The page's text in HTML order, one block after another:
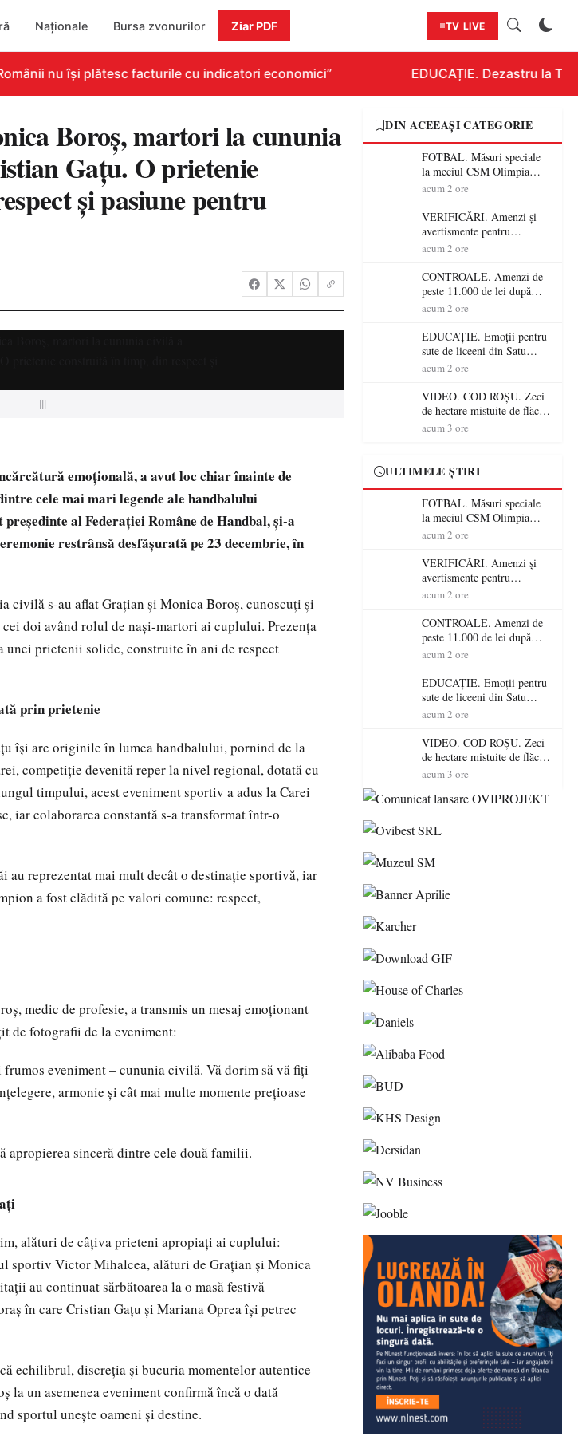
Naționale Bursa zvonurilor Ziar PDF TV LIVE
nu își plătesc facturile cu indicatori economici” EDUCAȚIE. Dezastru la
Boroș, martori la cununia
Gațu. O prietenie
și pasiune pentru
|||
emoțională, a avut loc chiar înainte de
cele mai mari legende ale handbalului
al Federației Române de Handbal, și-a
restrânsă desfășurată pe 23 decembrie, în
civilă s-au aflat Grațian și Monica Boroș, cunoscuți și
doi având rolul de nași-martori ai cuplului. Prezența
unei prietenii solide, construite în ani de respect
prin prietenie
își are originile în lumea handbalului, pornind de la
competiție devenită reper la nivel regional, dotată cu
timpului, acest eveniment sportiv a adus la Carei
iar colaborarea constantă s-a transformat într-o
au reprezentat mai mult decât o destinație sportivă, iar
a fost clădită pe valori comune: respect,
medic de profesie, a transmis un mesaj emoționant
de fotografii de la eveniment:
eveniment – cununia civilă. Vă dorim să vă fiți
armonie și cât mai multe momente prețioase
apropierea sinceră dintre cele două familii.
alături de câțiva prieteni apropiați ai cuplului:
sportiv Victor Mihalcea, alături de Grațian și Monica
au continuat sărbătoarea la o masă festivă
în care Cristian Gațu și Mariana Oprea își petrec
echilibrul, discreția și bucuria momentelor autentice
la un asemenea eveniment confirmă încă o dată
sportul unește oameni și destine.
DIN ACEEAȘI CATEGORIE
FOTBAL. Măsuri speciale
la meciul CSM Olimpia
Satu Mare – CSM Reșița!
avertismente clare pentru
suporteri
acum 2 ore
VERIFICĂRI. Amenzi și
avertismente pentru
crescătorii de animale din
controale în toate
gospodăriile și face apel la
respectarea legii
acum 2 ore
CONTROALE. Amenzi de
peste 11.000 de lei după
controalele DSVSA Satu
cantină, sancționate pentru
nereguli
acum 2 ore
EDUCAȚIE. Emoții pentru
sute de liceeni din Satu
Mare! Începe BAC-ul de
acum 2 ore
VIDEO. COD ROȘU. Zeci
de hectare mistuite de flăcări
în Satu Mare! Pompierii au
salva o pădure de la dezastru
acum 3 ore
ULTIMELE ȘTIRI
FOTBAL. Măsuri speciale
la meciul CSM Olimpia
Satu Mare – CSM Reșița!
avertismente clare pentru
suporteri
acum 2 ore
VERIFICĂRI. Amenzi și
avertismente pentru
crescătorii de animale din
controale în toate
gospodăriile și face apel la
respectarea legii
acum 2 ore
CONTROALE. Amenzi de
peste 11.000 de lei după
controalele DSVSA Satu
cantină, sancționate pentru
nereguli
acum 2 ore
EDUCAȚIE. Emoții pentru
sute de liceeni din Satu
Mare! Începe BAC-ul de
acum 2 ore
VIDEO. COD ROȘU. Zeci
de hectare mistuite de flăcări
în Satu Mare! Pompierii au
contracronometru pentru a
acum 3 ore